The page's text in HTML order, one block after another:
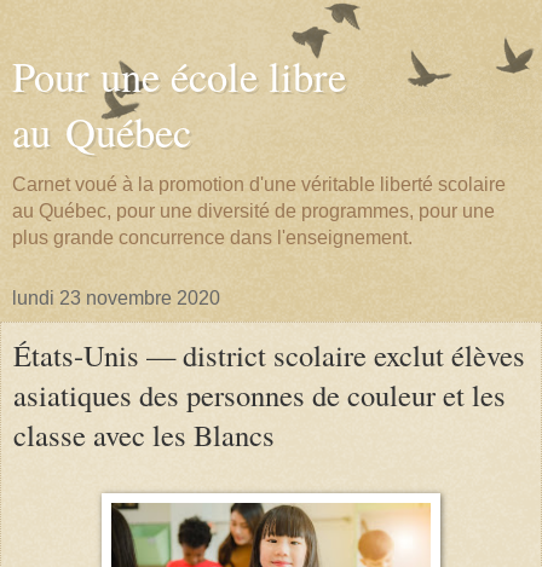
Pour une école libre
au Québec
Carnet voué à la promotion d'une véritable liberté scolaire
au Québec, pour une diversité de programmes, pour une
plus grande concurrence dans l'enseignement.
lundi 23 novembre 2020
États-Unis — district scolaire exclut élèves
asiatiques des personnes de couleur et les
classe avec les Blancs